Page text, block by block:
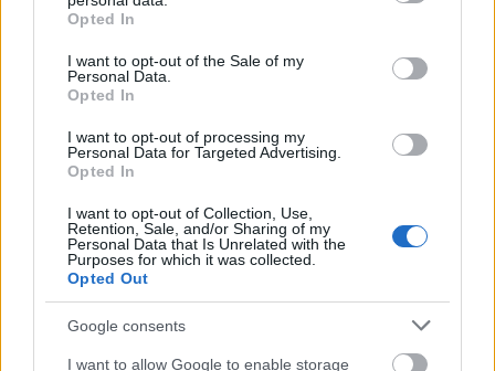
grant or deny consent to Google and its third-party tags to
use your data for below specified purposes in below Google
consent section.
Opted In
I want to opt-out of the Sale of my
Personal Data.
Opted In
I want to opt-out of processing my
Personal Data for Targeted Advertising.
Opted In
I want to opt-out of Collection, Use,
Retention, Sale, and/or Sharing of my
Personal Data that Is Unrelated with the
Purposes for which it was collected.
Opted Out
Google consents
I want to allow Google to enable storage
bizonyos Dudu Georgescu váratlanul
elkezdte termelni a gólokat. Az utólag
lejátszott meccsek egyikén például 7 gólt
Aranycipőt…
Várady 1972 és 1982 között 36 alkalommal lépett
pályára a magyar nemzeti tizenegyben és 13 gólt
szerzett. Szerepelt az 1978-as labdarúgó VB
keretében, de egy sérülés miatt egyik meccsen sem
lépett pályára.